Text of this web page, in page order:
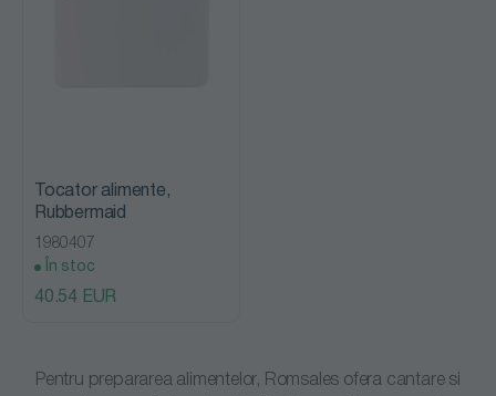
Tocator alimente,
Rubbermaid
1980407
În stoc
40.54 EUR
Pentru prepararea alimentelor, Romsales ofera cantare si